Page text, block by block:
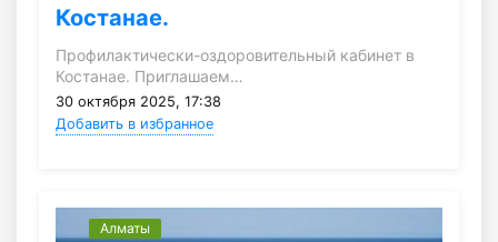
Костанае.
Профилактически-оздоровительный кабинет в
Костанае. Приглашаем…
30 октября 2025, 17:38
Добавить в избранное
Алматы